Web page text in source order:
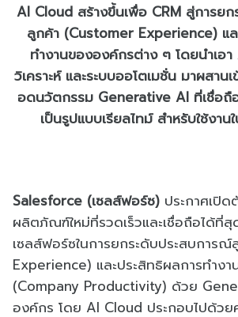
AI Cloud สร้างขึ้นเพื่อ CRM สู่การย
ลูกค้า (Customer Experience) แล
ทำงานขององค์กรต่าง ๆ โดยนำเอ
วิเคราะห์ และระบบออโตเมชั่น มาผสา
อดนวัตกรรม Generative AI ที่เชื่อถื
เป็นรูปแบบเรียลไทม์ สำหรับใช้งาน
Salesforce (เซลส์ฟอร์ซ) ประกาศเปิด
ผลิตภัณฑ์ใหม่ที่รวดเร็วและเชื่อถือได้ที่
เซลส์ฟอร์ซในการยกระดับประสบการ
Experience) และประสิทธิผลการทำง
(Company Productivity) ด้วย
องค์กร โดย AI Cloud ประกอบไปด้วย